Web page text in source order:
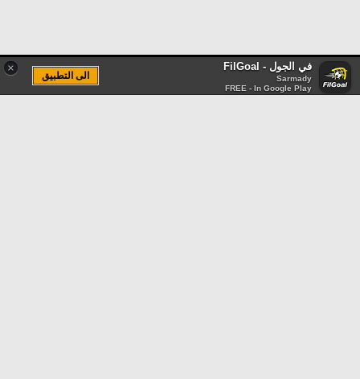
× في الجول - FilGoal
Sarmady
FREE - In Google Play
الى التطبيق